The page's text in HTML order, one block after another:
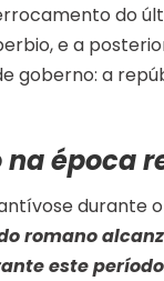
do
e a
goberno: a
na época
durante
romano
este